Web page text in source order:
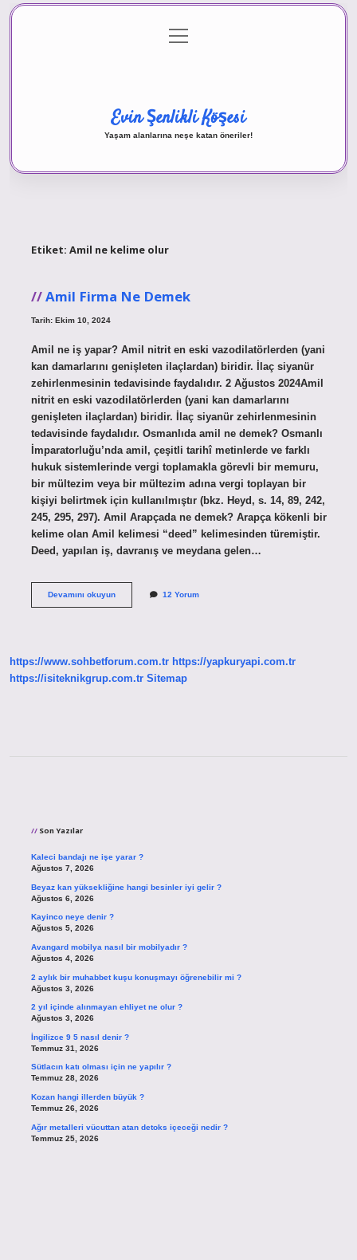
Gizlilik Politikası
menüyü
aç
Evin Şenlikli Köşesi
Yaşam alanlarına neşe katan öneriler!
Etiket: Amil ne kelime olur
Amil Firma Ne Demek
Tarih: Ekim 10, 2024
Amil ne iş yapar? Amil nitrit en eski vazodilatörlerden (yani
kan damarlarını genişleten ilaçlardan) biridir. İlaç siyanür
zehirlenmesinin tedavisinde faydalıdır. 2 Ağustos 2024Amil
nitrit en eski vazodilatörlerden (yani kan damarlarını
genişleten ilaçlardan) biridir. İlaç siyanür zehirlenmesinin
tedavisinde faydalıdır. Osmanlıda amil ne demek? Osmanlı
İmparatorluğu’nda amil, çeşitli tarihî metinlerde ve farklı
hukuk sistemlerinde vergi toplamakla görevli bir memuru,
bir mültezim veya bir mültezim adına vergi toplayan bir
kişiyi belirtmek için kullanılmıştır (bkz. Heyd, s. 14, 89, 242,
245, 295, 297). Amil Arapçada ne demek? Arapça kökenli bir
kelime olan Amil kelimesi “deed” kelimesinden türemiştir.
Deed, yapılan iş, davranış ve meydana gelen…
Devamını okuyunAmil
12 Yorum
https://www.sohbetforum.com.tr https://yapkuryapi.com.tr
https://isiteknikgrup.com.tr Sitemap
Son Yazılar
Kaleci bandajı ne işe yarar ?
Ağustos 7, 2026
Beyaz kan yüksekliğine hangi besinler iyi gelir ?
Ağustos 6, 2026
Kayinco neye denir ?
Ağustos 5, 2026
Avangard mobilya nasıl bir mobilyadır ?
Ağustos 4, 2026
2 aylık bir muhabbet kuşu konuşmayı öğrenebilir mi ?
Ağustos 3, 2026
2 yıl içinde alınmayan ehliyet ne olur ?
Ağustos 3, 2026
İngilizce 9 5 nasıl denir ?
Temmuz 31, 2026
Sütlacın katı olması için ne yapılır ?
Temmuz 28, 2026
Kozan hangi illerden büyük ?
Temmuz 26, 2026
Ağır metalleri vücuttan atan detoks içeceği nedir ?
Temmuz 25, 2026